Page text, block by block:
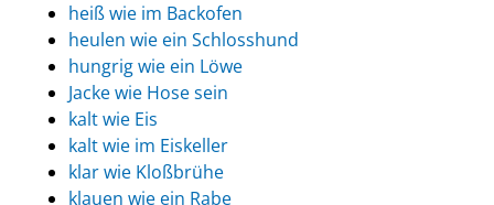
heiß wie im Backofen
heulen wie ein Schlosshund
hungrig wie ein Löwe
Jacke wie Hose sein
kalt wie Eis
kalt wie im Eiskeller
klar wie Kloßbrühe
klauen wie ein Rabe